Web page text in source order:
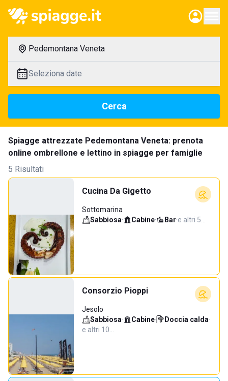
Pedemontana Veneta
Seleziona date
Cerca
Spiagge attrezzate Pedemontana Veneta: prenota
online ombrellone e lettino in spiagge per famiglie
5 Risultati
Cucina Da Gigetto
Sottomarina
Sabbiosa· Cabine· Bar·e altri 5…
Consorzio Pioppi
Jesolo
Sabbiosa· Cabine· Doccia calda·
e altri 10…